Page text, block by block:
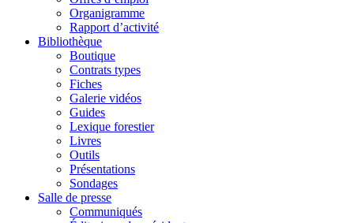
Organigramme
Rapport d’activité
Bibliothèque
Boutique
Contrats types
Fiches
Galerie vidéos
Guides
Lexique forestier
Livres
Outils
Présentations
Sondages
Salle de presse
Communiqués